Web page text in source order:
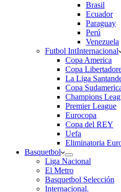
Brasil
Ecuador
Paraguay
Perú
Venezuela
Futbol IntInternacional
Copa America
Copa
La Liga
Copa
Champions
Premier League
Eurocopa
Copa del REY
Uefa
Eliminatoria
Basquetbol
Liga Nacional
El Metro
Basquetbol Selección
Internacional.